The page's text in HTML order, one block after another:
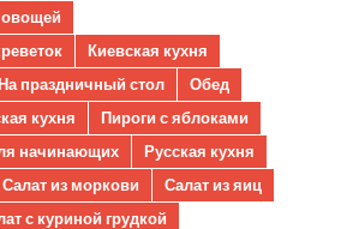
овощей
Киевская кухня
праздничный стол
Обед
кухня
Пироги с яблоками
начинающих
Русская кухня
Салат из моркови
Салат из яиц
с куриной грудкой